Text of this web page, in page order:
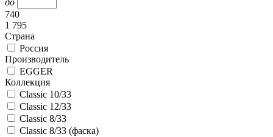
до
740
1 795
Страна
Россия
Производитель
EGGER
Коллекция
Classic 10/33
Classic 12/33
Classic 8/33
Classic 8/33 (фаска)